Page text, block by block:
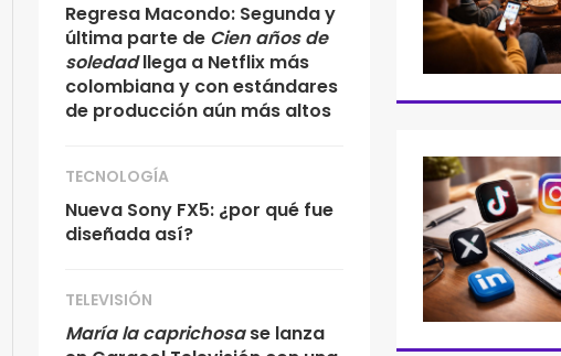
Regresa Macondo: Segunda y
última parte de Cien años de
soledadllega a Netflix más
colombiana y con estándares
de producción aún más altos
TECNOLOGÍA
Nueva Sony FX5: ¿por qué fue
diseñada así?
TELEVISIÓN
María la caprichosase lanza